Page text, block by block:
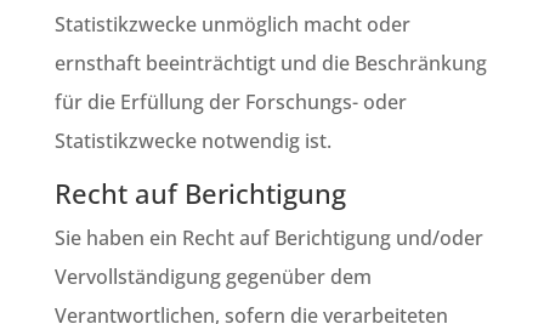
Statistikzwecke unmöglich macht oder
ernsthaft beeinträchtigt und die Beschränkung
für die Erfüllung der Forschungs- oder
Statistikzwecke notwendig ist.
Recht auf Berichtigung
Sie haben ein Recht auf Berichtigung und/oder
Vervollständigung gegenüber dem
Verantwortlichen, sofern die verarbeiteten